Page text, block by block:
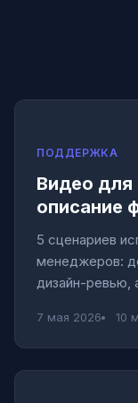
ПОДДЕРЖКА
Видео
описание
5 сценариев
менеджеров:
дизайн-ревью,
7 мая 2026 10